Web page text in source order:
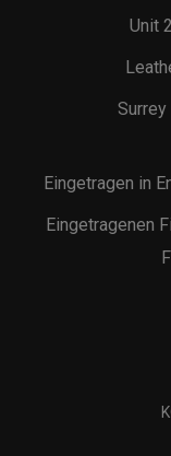
Unit
Surrey
Eingetragen in
Eingetragenen